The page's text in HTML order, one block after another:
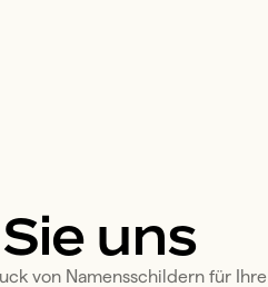
uns
von Namensschildern für Ihre